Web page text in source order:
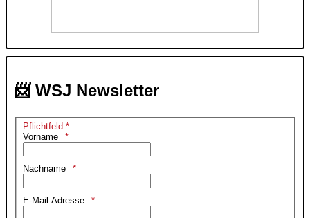
📨 WSJ Newsletter
Pflichtfeld *
Vorname
Nachname
E-Mail-Adresse